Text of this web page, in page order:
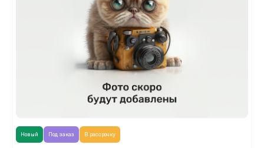
Новый Под заказ В рассрочку